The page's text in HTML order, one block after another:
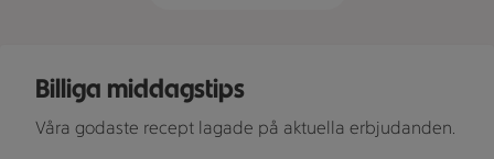
Billiga middagstips
Våra godaste recept lagade på aktuella erbjudanden.